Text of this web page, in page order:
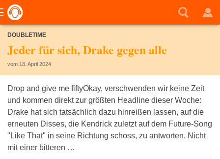
DOUBLETIME
Jeder für sich, Drake gegen alle
vom 18. April 2024
Drop and give me fiftyOkay, verschwenden wir keine Zeit
und kommen direkt zur größten Headline dieser Woche:
Drake hat sich tatsächlich dazu hinreißen lassen, auf die
erneuten Disses, die Kendrick zuletzt auf dem Future-Song
"Like That" in seine Richtung schoss, zu antworten. Nicht
mit einer bitteren …